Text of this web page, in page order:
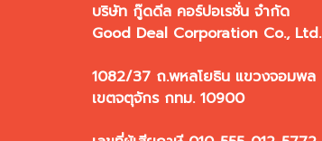
บริษัท กู๊ดดีล คอร์ปอเรชั่น จำกัด
Good Deal Corporation Co., Ltd.
1082/37 ถ.พหลโยธิน แขวงจอมพล
เขตจตุจักร กทม. 10900